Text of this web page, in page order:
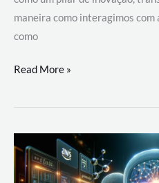
maneira como interagimos com
como
Desenvolvimento
um
com
AWS
Read More »